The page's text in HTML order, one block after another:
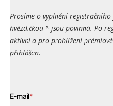
Prosíme o vyplnění
hvězdičkou * jsou povinná. Po
aktivní a pro prohlížení
přihlášen.
E-mail*